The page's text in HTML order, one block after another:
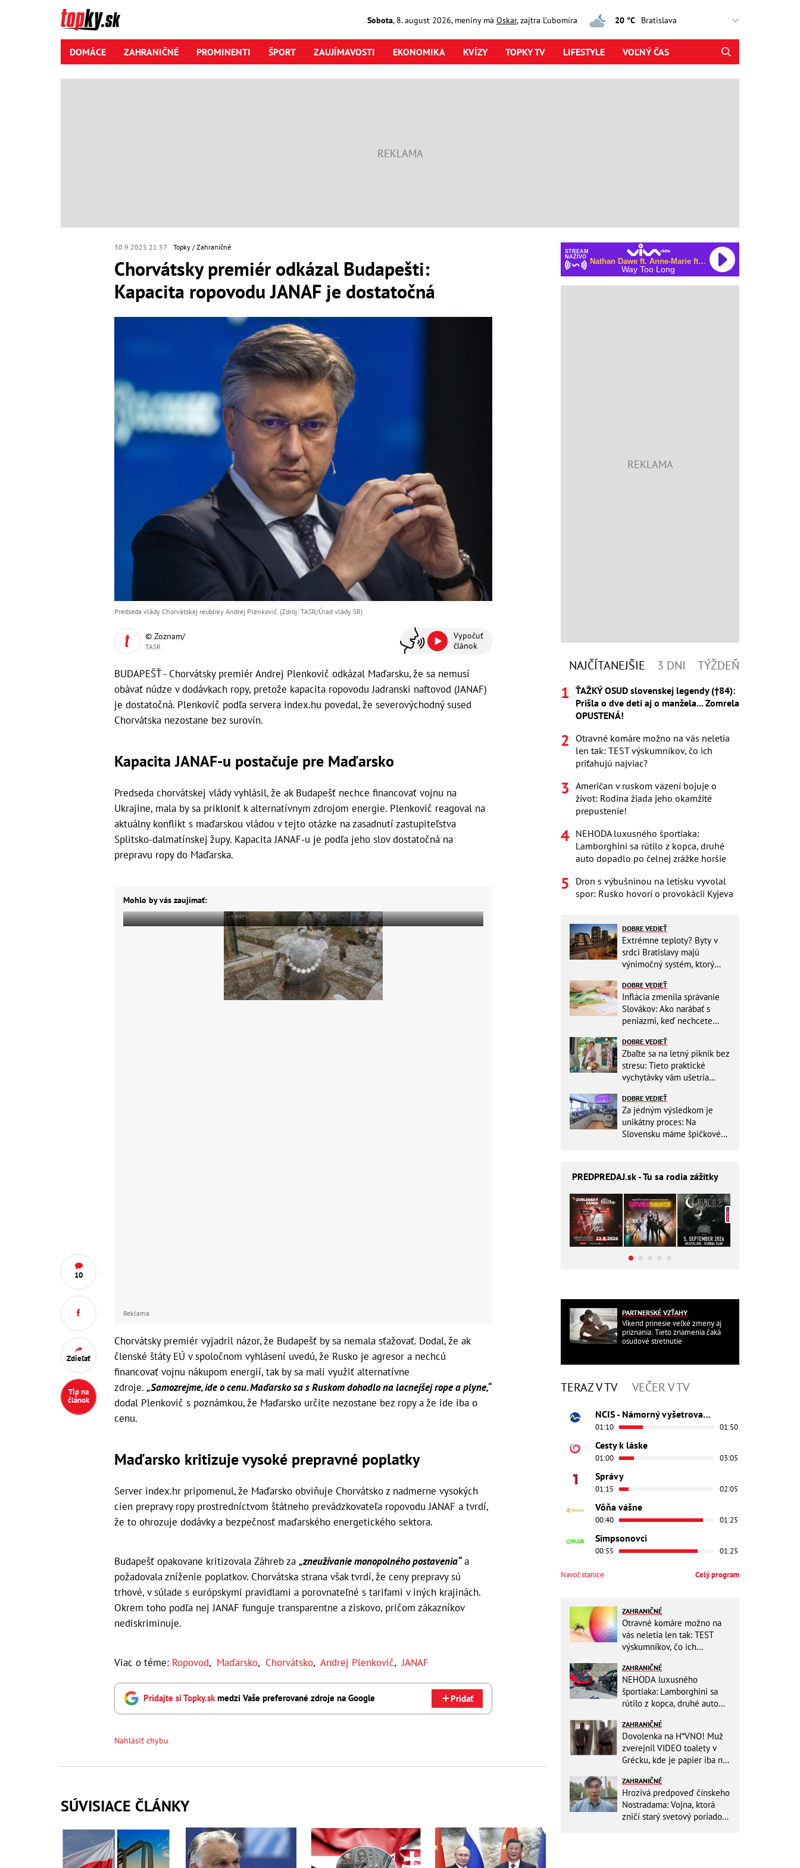
Sobota, 8. august2026, meniny má Oskar, zajtra Ľubomíra 20 °C
DOMÁCE ZAHRANIČNÉ PROMINENTI ŠPORT ZAUJÍMAVOSTI EKONOMIKA KVÍZY TOPKY TV LIFESTYLE VOĽNÝ ČAS
30.9.2025 21:57 Topky Zahraničné
Chorvátsky premiér odkázal Budapešti:
Kapacita ropovodu JANAF je dostatočná
10
Zdieľať
Tip na
článok
Predseda vlády Chorvátskej reubliky Andrej Plenkovič. (Zdroj: TASR/Úrad vlády SR)
© Zoznam/
TASR
Vypočuť
článok
BUDAPEŠŤ - Chorvátsky premiér Andrej Plenkovič odkázal Maďarsku, že sa nemusí
obávať núdze v dodávkach ropy, pretože kapacita ropovodu Jadranski naftovod (JANAF)
je dostatočná. Plenkovič podľa servera index.hu povedal, že severovýchodný sused
Chorvátska nezostane bez surovín.
Kapacita JANAF-u postačuje pre Maďarsko
Predseda chorvátskej vlády vyhlásil, že ak Budapešť nechce financovať vojnu na
Ukrajine, mala by sa prikloniť k alternatívnym zdrojom energie. Plenkovič reagoval na
aktuálny konflikt s maďarskou vládou v tejto otázke na zasadnutí zastupiteľstva
Splitsko-dalmatínskej župy. Kapacita JANAF-u je podľa jeho slov dostatočná na
prepravu ropy do Maďarska.
Mohlo by vás zaujímať:
Reklama
Chorvátsky premiér vyjadril názor, že Budapešť by sa nemala sťažovať. Dodal, že ak
členské štáty EÚ v spoločnom vyhlásení uvedú, že Rusko je agresor a nechcú
financovať vojnu nákupom energií, tak by sa mali využiť alternatívne
zdroje. „Samozrejme, ide o cenu. Maďarsko sa s Ruskom dohodlo na lacnejšej rope a plyne,“
dodal Plenkovič s poznámkou, že Maďarsko určite nezostane bez ropy a že ide iba o
cenu.
Maďarsko kritizuje vysoké prepravné poplatky
Server index.hr pripomenul, že Maďarsko obviňuje Chorvátsko z nadmerne vysokých
cien prepravy ropy prostredníctvom štátneho prevádzkovateľa ropovodu JANAF a tvrdí,
že to ohrozuje dodávky a bezpečnosť maďarského energetického sektora.
Budapešť opakovane kritizovala Záhreb za „zneužívanie monopolného postavenia“a
požadovala zníženie poplatkov. Chorvátska strana však tvrdí, že ceny prepravy sú
trhové, v súlade s európskymi pravidlami a porovnateľné s tarifami v iných krajinách.
Okrem toho podľa nej JANAF funguje transparentne a ziskovo, pričom zákazníkov
nediskriminuje.
Viac o téme: Ropovod, Maďarsko, Chorvátsko, Andrej Plenkovič,JANAF
Pridajte si Topky.skmedzi Vaše preferované zdroje na Google Pridať
Nahlásiť chybu
SÚVISIACE ČLÁNKY
STREAM
NAŽIVO
Nathan Dawe ft. Anne-Marie ft. MoStack
Way Too Long
NAJČÍTANEJŠIE 3 DNI TÝŽDEŇ
ŤAŽKÝ OSUD slovenskej legendy (†84):
Prišla o dve deti aj o manžela... Zomrela
OPUSTENÁ!
Otravné komáre možno na vás neletia
len tak: TEST výskumníkov, čo ich
priťahujú najviac?
Američan v ruskom väzení bojuje o
život: Rodina žiada jeho okamžité
prepustenie!
NEHODA luxusného športiaka:
Lamborghini sa rútilo z kopca, druhé
auto dopadlo po čelnej zrážke horšie
Dron s výbušninou na letisku vyvolal
spor: Rusko hovorí o provokácii Kyjeva
DOBRE VEDIEŤ
Extrémne teploty? Byty v
srdci Bratislavy majú
výnimočný systém, ktorý
DOBRE VEDIEŤ
Inflácia zmenila správanie
Slovákov: Ako narábať s
peniazmi, keď nechcete
DOBRE VEDIEŤ
Zbaľte sa na letný piknik bez
stresu: Tieto praktické
vychytávky vám ušetria
DOBRE VEDIEŤ
Za jedným výsledkom je
unikátny proces: Na
Slovensku máme špičkové
PREDPREDAJ.sk - Tu sa rodia zážitky
PARTNERSKÉ VZŤAHY
Víkend prinesie veľké zmeny aj
priznania: Tieto znamenia čaká
osudové stretnutie
TERAZ V TV VEČER V TV
NCIS - Námorný vyšetrovací úrad
01:10 01:50
Cesty k láske
01:00 03:05
Správy
01:15 02:05
Vôňa vášne
00:40 01:25
Simpsonovci
00:55 01:25
Navoľ stanice Celý program
ZAHRANIČNÉ
Otravné komáre možno na
vás neletia len tak: TEST
výskumníkov, čo ich
ZAHRANIČNÉ
NEHODA luxusného
športiaka: Lamborghini sa
rútilo z kopca, druhé auto
horšie
ZAHRANIČNÉ
Dovolenka na H*VNO! Muž
zverejnil VIDEO toalety v
Grécku, kde je papier iba na
do kuchyne
ZAHRANIČNÉ
Hrozivá predpoveď čínskeho
Nostradama: Vojna, ktorá
zničí starý svetový poriadok!